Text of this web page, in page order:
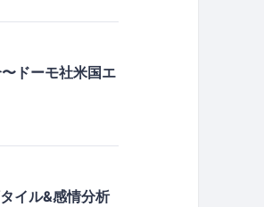
ドーモ社米国エ
イル&感情分析